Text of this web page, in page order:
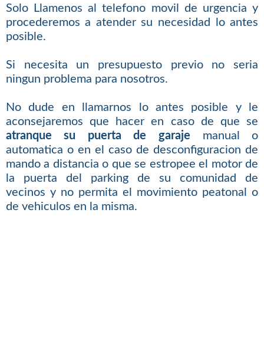
Solo Llamenos al telefono movil de urgencia y
procederemos a atender su necesidad lo antes
posible.
Si necesita un presupuesto previo no seria
ningun problema para nosotros.
No dude en llamarnos lo antes posible y le
aconsejaremos que hacer en caso de que se
atranque su puerta de garaje manual o
automatica o en el caso de desconfiguracion de
mando a distancia o que se estropee el motor de
la puerta del parking de su comunidad de
vecinos y no permita el movimiento peatonal o
de vehiculos en la misma.